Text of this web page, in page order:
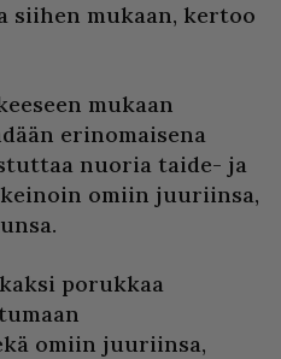
siihen mukaan, kertoo
mukaan
erinomaisena
nuoria taide- ja
omiin juuriinsa,
porukkaa
omiin juuriinsa,